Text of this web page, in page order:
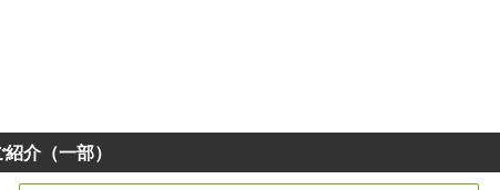
介（一部）